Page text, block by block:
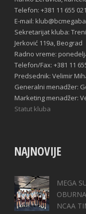
Telefon: +381 11 655
E-mail:
Sekretarijat kluba:
Jerković 119a, Beograd
Radno vreme:
Telefon/Fax: +381 11
Predsednik: Velimir
Generalni menadžer:
Marketing menadžer:
Statut kluba
NAJNOVIJE
MEGA
NCAA